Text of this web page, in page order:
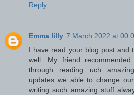
Reply
Emma lilly 7 March 2022 at
I have read your blog post and
well. My friend
through reading uch
updates we able to change
writing such amazing stuff